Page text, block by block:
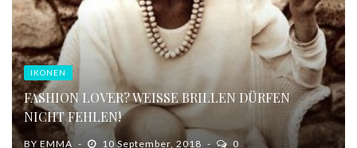
IKONEN
FASHION LOVER? WEISSE BRILLEN DÜRFEN N
ICHT FEHLEN!
BY EMMA 10 September, 2018 0